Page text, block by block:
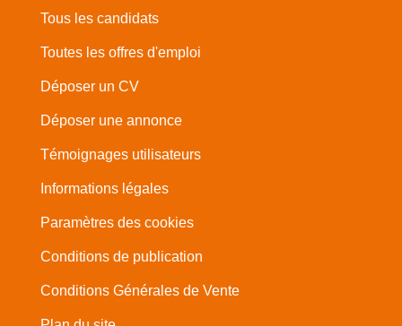
Tous les candidats
Toutes les offres d'emploi
Déposer un CV
Déposer une annonce
Témoignages utilisateurs
Informations légales
Paramètres des cookies
Conditions de publication
Conditions Générales de Vente